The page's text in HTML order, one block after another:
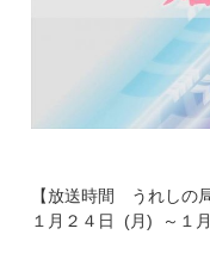
【放送時間 うれしの局
１月２４日 (月) ～１